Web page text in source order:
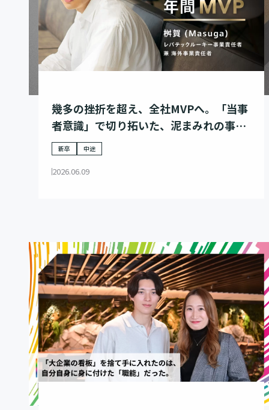
幾多の挫折を超え、全社MVPへ。「当事
者意識」で切り拓いた、泥まみれの事業
家の歩み
新卒 中途
2026.06.09